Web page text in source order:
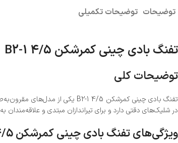
توضیحات توضیحات تکمیلی
تفنگ بادی چینی کمرشکن B2-1 4/5
توضیحات کلی
تفنگ بادی چینی کمرشکن B2-1 4/5 یکی از مدل‌های مقرون‌به‌صرفه و محبوب در بازار تفنگ‌های بادی است که برای
در شلیک‌های دقتی دارد و برای تیراندازان مبتدی و علاقه‌مندان به
ویژگی‌های تفنگ بادی چینی کمرشکن B2-1 4/5